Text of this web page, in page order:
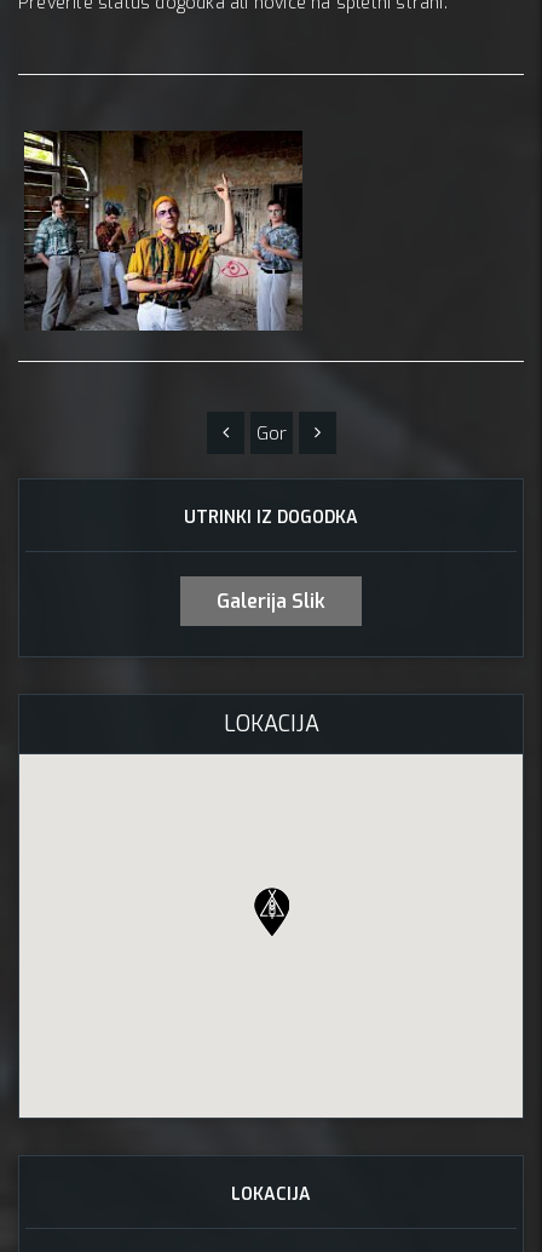
Gor
UTRINKI IZ DOGODKA
Galerija Slik
LOKACIJA
LOKACIJA